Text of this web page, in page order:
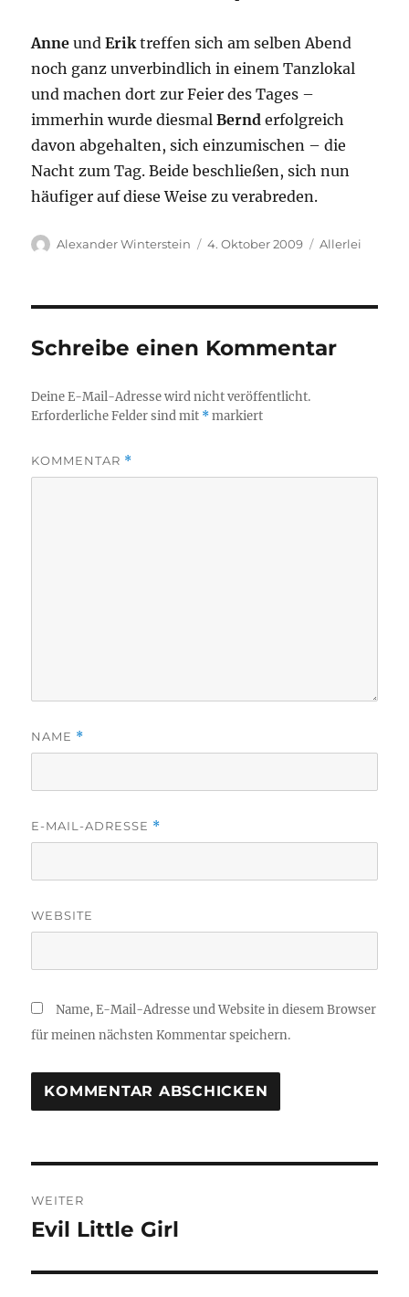
Anne undErik treffen sich am selben Abend
noch ganz unverbindlich in einem Tanzlokal
und machen dort zur Feier des Tages –
immerhin wurde diesmalBernd erfolgreich
davon abgehalten, sich einzumischen – die
Nacht zum Tag. Beide beschließen, sich nun
häufiger auf diese Weise zu verabreden.
Autor
Alexander Winterstein
Veröffentlicht
4. Oktober 2009 Kategorien
Allerlei
Schreibe einen Kommentar
Deine E-Mail-Adresse wird nicht veröffentlicht.
Erforderliche Felder sind mit *markiert
KOMMENTAR *
NAME *
E-MAIL-ADRESSE *
WEBSITE
Name, E-Mail-Adresse und Website in diesem Browser
für meinen nächsten Kommentar speichern.
WEITER
Nächster
Evil Little Girl